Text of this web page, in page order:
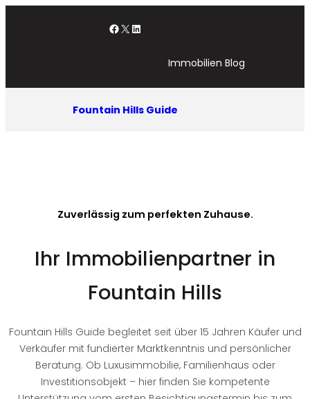
Facebook X LinkedIn
Immobilien Blog
Fountain Hills Guide
Zuverlässig zum perfekten Zuhause.
Ihr Immobilienpartner in
Fountain Hills
Fountain Hills Guide begleitet seit über 15 Jahren Käufer und
Verkäufer mit fundierter Marktkenntnis und persönlicher
Beratung. Ob Luxusimmobilie, Familienhaus oder
Investitionsobjekt – hier finden Sie kompetente